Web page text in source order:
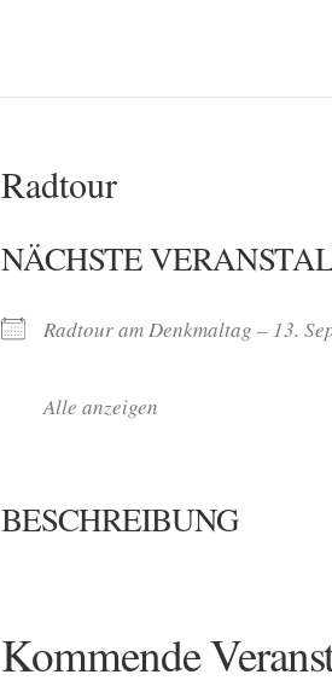
Radtour
NÄCHSTE
Radtour am Denkmaltag – 13.
Alle anzeigen
BESCHREIBUNG
Kommende